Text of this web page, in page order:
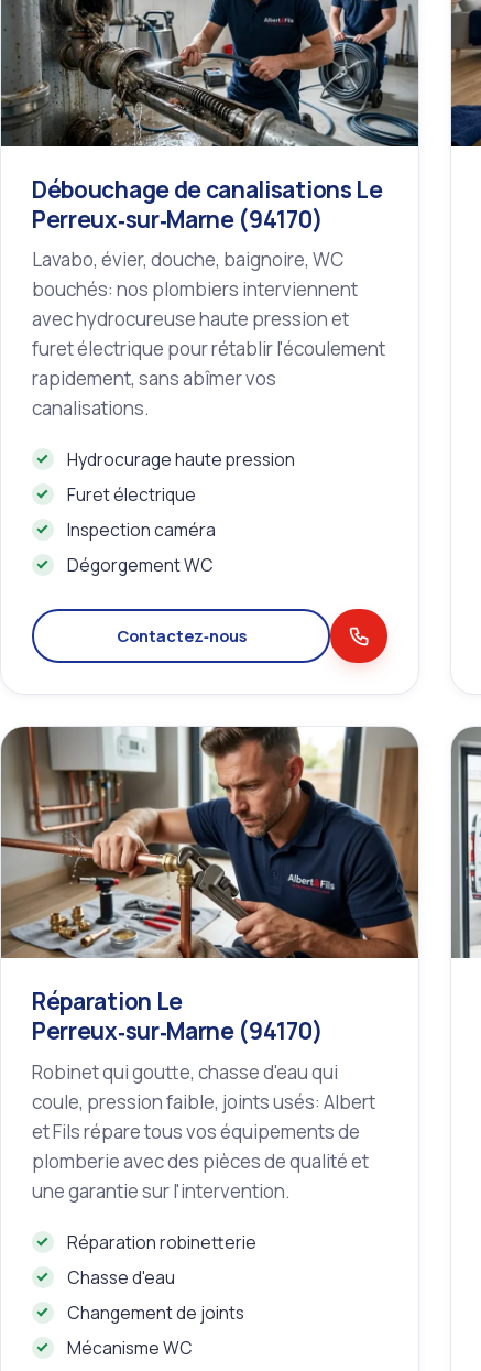
Débouchage de canalisations Le
Perreux‑sur‑Marne (94170)
Lavabo, évier, douche, baignoire, WC
bouchés: nos plombiers interviennent
avec hydrocureuse haute pression et
furet électrique pour rétablir l'écoulement
rapidement, sans abîmer vos
canalisations.
Hydrocurage haute pression
Furet électrique
Inspection caméra
Dégorgement WC
Contactez‑nous
Réparation Le
Perreux‑sur‑Marne (94170)
Robinet qui goutte, chasse d'eau qui
coule, pression faible, joints usés: Albert
et Fils répare tous vos équipements de
plomberie avec des pièces de qualité et
une garantie sur l'intervention.
Réparation robinetterie
Chasse d'eau
Changement de joints
Mécanisme WC